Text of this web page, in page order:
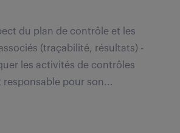
du plan de contrôle et les
(traçabilité, résultats) -
les activités de contrôles
responsable pour son...